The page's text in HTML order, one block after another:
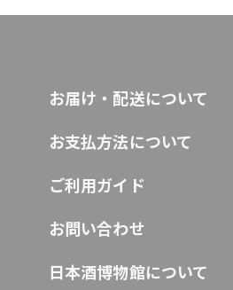
お届け・配送について
お支払方法について
ご利用ガイド
お問い合わせ
日本酒博物館について